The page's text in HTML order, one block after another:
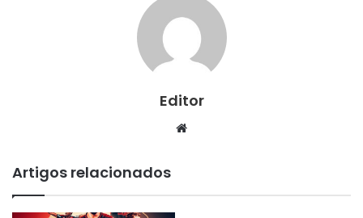
Editor
Website
Artigos relacionados